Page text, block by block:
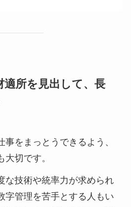
適所を見出して、長
をまっとうできるよう、
切です。
な技術や統率力が求められ
字管理を苦手とする人もい